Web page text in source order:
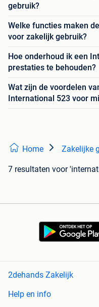
gebruik?
Welke functies maken
voor zakelijk gebruik?
Hoe onderhoud ik een
prestaties te behouden?
Wat zijn de voordelen
International 523 voor
Home Zakelijke
7 resultaten voor
2dehands Zakelijk
Help en info